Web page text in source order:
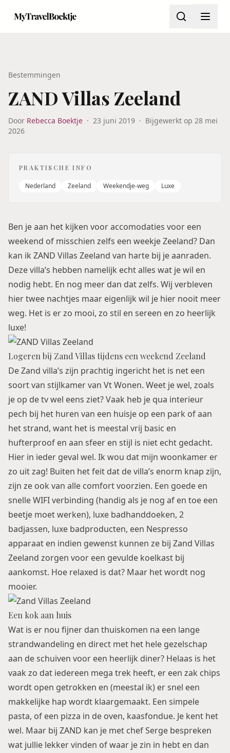
Bestemmingen
ZAND Villas Zeeland
Door Rebecca Boektje · 23 juni 2019 · Bijgewerkt op 28 mei
2026
PRAKTISCHE INFO
Nederland Zeeland Weekendje-weg Luxe
Ben je aan het kijken voor accomodaties voor een
weekend of misschien zelfs een weekje Zeeland? Dan
kan ik ZAND Villas Zeeland van harte bij je aanraden.
Deze villa’s hebben namelijk echt alles wat je wil en
nodig hebt. En nog meer dan dat zelfs. Wij verbleven
hier twee nachtjes maar eigenlijk wil je hier nooit meer
weg. Het is er zo mooi, zo stil en sereen en zo heerlijk
luxe!
Logeren bij Zand Villas tijdens een weekend Zeeland
De Zand villa’s zijn prachtig ingericht het is net een
soort van stijlkamer van Vt Wonen. Weet je wel, zoals
je op de tv wel eens ziet? Vaak heb je qua interieur
pech bij het huren van een huisje op een park of aan
het strand, want het is meestal vrij basic en
hufterproof en aan sfeer en stijl is niet echt gedacht.
Hier in ieder geval wel. Ik wou dat mijn woonkamer er
zo uit zag! Buiten het feit dat de villa’s enorm knap zijn,
zijn ze ook van alle comfort voorzien. Een goede en
snelle WIFI verbinding (handig als je nog af en toe een
beetje moet werken), luxe badhanddoeken, 2
badjassen, luxe badproducten, een Nespresso
apparaat en indien gewenst kunnen ze bij Zand Villas
Zeeland zorgen voor een gevulde koelkast bij
aankomst. Hoe relaxed is dat? Maar het wordt nog
mooier.
Een kok aan huis
Wat is er nou fijner dan thuiskomen na een lange
strandwandeling en direct met het hele gezelschap
aan de schuiven voor een heerlijk diner? Helaas is het
vaak zo dat iedereen mega trek heeft, er een zak chips
wordt open getrokken en (meestal ik) er snel een
makkelijke hap wordt klaargemaakt. Een simpele
pasta, of een pizza in de oven, kaasfondue. Je kent het
wel. Maar bij ZAND kan je met chef Serge bespreken
wat jullie lekker vinden of waar je zin in hebt en dan